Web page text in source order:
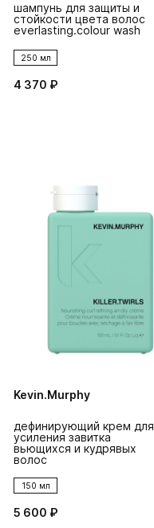
шампунь для защиты и
стойкости цвета волос
everlasting.colour wash
250 мл
4 370 ₽
Kevin.Murphy
дефинирующий крем для
усиления завитка
вьющихся и кудрявых
волос
150 мл
5 600 ₽